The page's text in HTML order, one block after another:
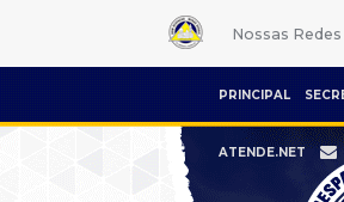
Nossas Redes
PRINCIPAL
ATENDE.NET